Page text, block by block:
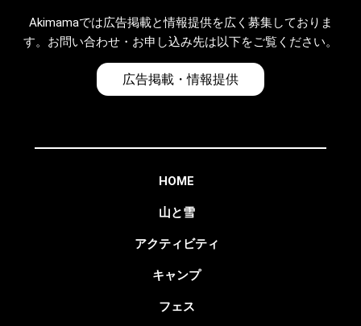
Akimamaでは広告掲載と情報提供を広く募集しておりま
す。お問い合わせ・お申し込み先は以下をご覧ください。
広告掲載・情報提供
HOME
山と雪
アクティビティ
キャンプ
フェス